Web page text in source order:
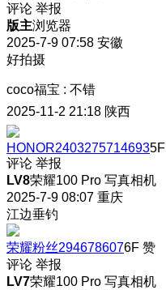
评论 举报
版主浏览器
2025-7-9 07:58 安徽
好拍摄
coco福宝 : 不错
2025-11-2 21:18 陕西
HONOR24032757146935F
评论 举报
LV8荣耀100 Pro 写真相机
2025-7-9 08:07 重庆
江边垂钓
荣耀粉丝2946786076F 赞
评论 举报
LV7荣耀100 Pro 写真相机